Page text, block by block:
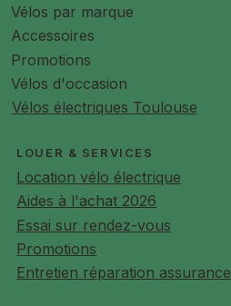
Vélos par marque
Accessoires
Promotions
Vélos d'occasion
Vélos électriques Toulouse
LOUER & SERVICES
Location vélo électrique
Aides à l'achat 2026
Essai sur rendez-vous
Promotions
Entretien réparation assurance